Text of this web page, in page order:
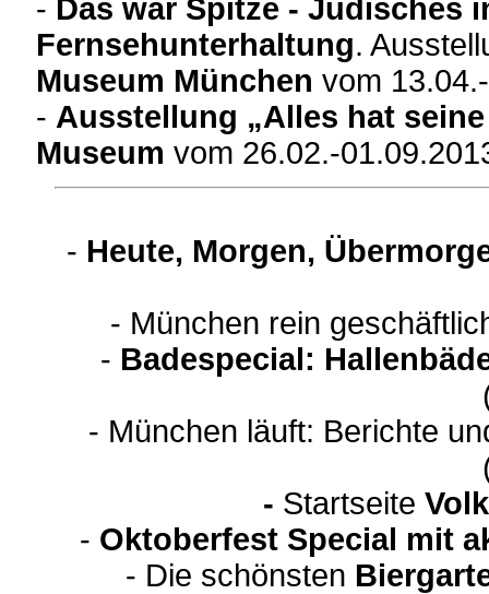
- Das war Spitze - Jüdisches
Fernsehunterhaltung.
Museum München vom
- Ausstellung „Alles hat
Museum vom 26.02.-
- Heute, Morgen,
- München rein
- Badespecial:
- München läuft: Berichte
- Startseite
- Oktoberfest Special mit
- Die schönsten